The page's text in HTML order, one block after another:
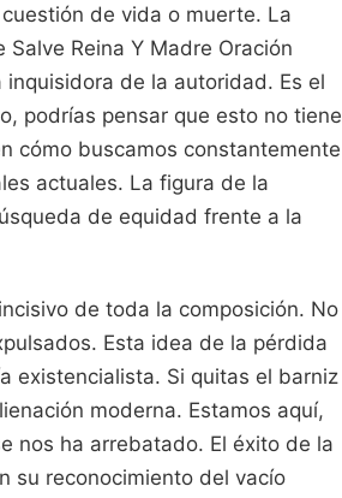
de vida o muerte. La
Reina Y Madre Oración
de la autoridad. Es el
podrías pensar que esto no tiene
cómo buscamos constantemente
actuales. La figura de la
de equidad frente a la
de toda la composición. No
Esta idea de la pérdida
existencialista. Si quitas el barniz
moderna. Estamos aquí,
nos ha arrebatado. El éxito de la
su reconocimiento del vacío